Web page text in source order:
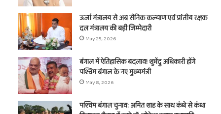
ऊर्जा मंत्रालय से अब सैनिक कल्याण एवं प्रांतीय रक्षक
दल मंत्रालय की बड़ी जिम्मेदारी
May 25, 2026
बंगाल में ऐतिहासिक बदलाव! शुभेंदु अधिकारी होंगे
पश्चिम बंगाल के नए मुख्यमंत्री
May 8, 2026
पश्चिम बंगाल चुनाव: अमित शाह के साथ कंधे से कंधा